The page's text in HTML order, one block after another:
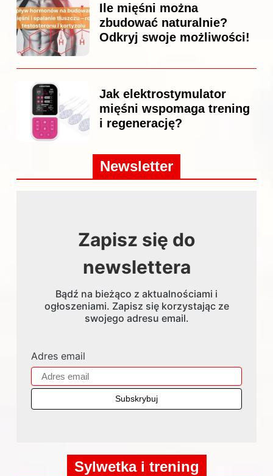
Ile mięśni można
zbudować naturalnie?
Odkryj swoje możliwości!
Jak elektrostymulator
mięśni wspomaga trening
i regenerację?
Newsletter
Zapisz się do
newslettera
Bądź na bieżąco z aktualnościami i
ogłoszeniami. Zapisz się korzystając ze
swojego adresu email.
Adres email
Sylwetka i trening